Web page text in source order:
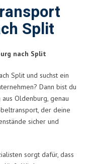
Split
nach Split
Split und suchst ein
Dann bist du
Oldenburg, genau
der deine
sicher und
sorgt dafür, dass